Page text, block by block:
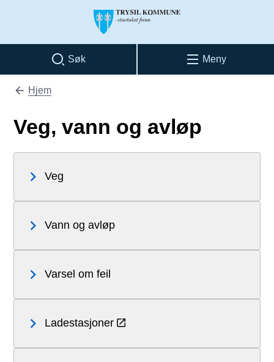
Trysil kommune
Søk Meny
Du er her:
Hjem
Veg, vann og avløp
Veg
Vann og avløp
Varsel om feil
Ladestasjoner